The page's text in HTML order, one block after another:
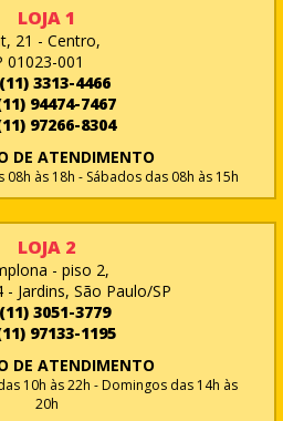
LOJA 1
21 - Centro,
01023-001
(11) 3313-4466
94474-7467
97266-8304
DE ATENDIMENTO
08h às 18h - Sábados das 08h às 15h
LOJA 2
- piso 2,
Jardins, São Paulo/SP
(11) 3051-3779
97133-1195
DE ATENDIMENTO
10h às 22h - Domingos das 14h às
20h